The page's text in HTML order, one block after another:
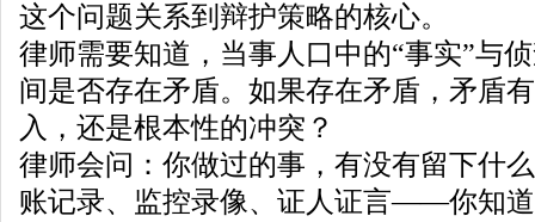
这个问题关系到辩护策略的核心。
律师需要知道，当事人口中的“事实”与
间是否存在矛盾。如果存在矛盾，矛盾
入，还是根本性的冲突？
律师会问：你做过的事，有没有留下什
账记录、监控录像、证人证言——你知